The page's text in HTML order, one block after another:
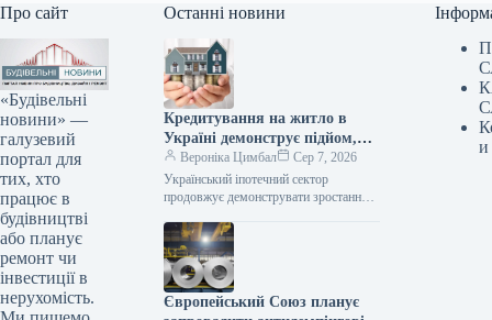
Про сайт
«Будівельні
новини» —
галузевий
портал для
тих, хто
працює в
будівництві
або планує
ремонт чи
інвестиції в
нерухомість.
Останні новини
Кредитування на житло в
Україні демонструє підйом,
проте без підтримки держави
сфера практично не
функціонує.
Вероніка Цимбал
Сер 7, 2026
Український іпотечний сектор
продовжує демонструвати зростання,
винятково залежним від державної
допомоги. Згідно з заявою Олени…
Європейський Союз планує
и